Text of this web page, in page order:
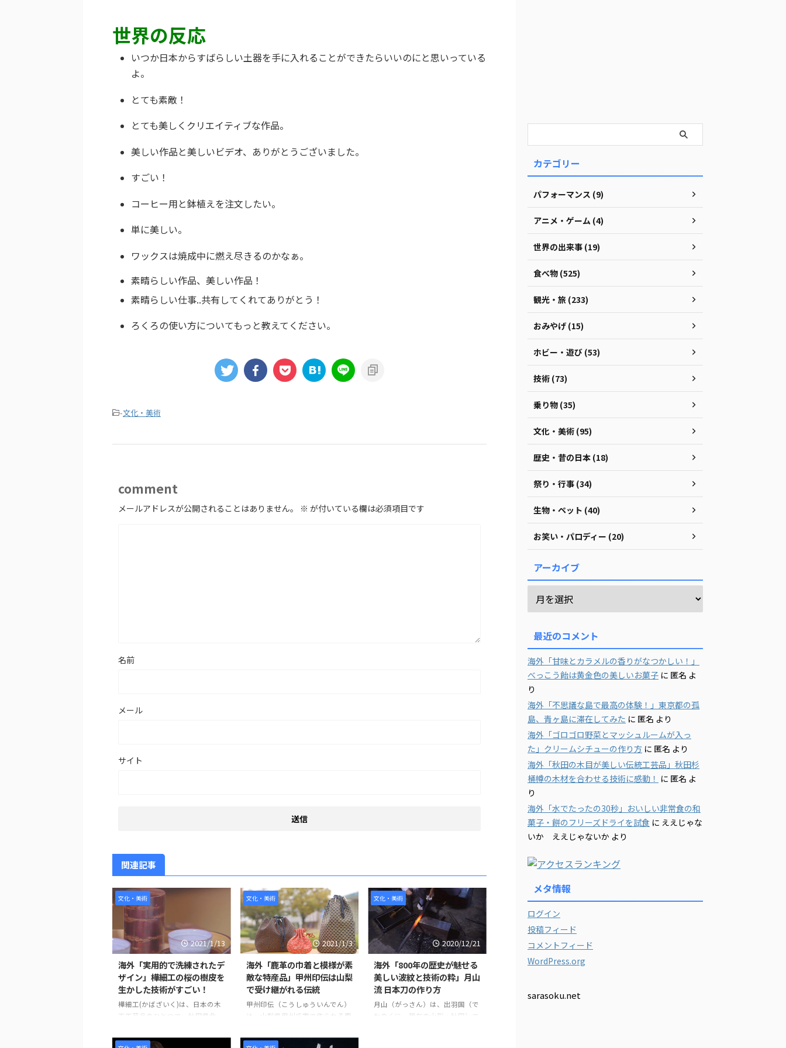
世界の反応
いつか日本からすばらしい土器を手に入れることができたらいいのにと思いっている
よ。
とても素敵！
とても美しくクリエイティブな作品。
美しい作品と美しいビデオ、ありがとうございました。
すごい！
コーヒー用と鉢植えを注文したい。
単に美しい。
ワックスは焼成中に燃え尽きるのかなぁ。
素晴らしい作品、美しい作品！
素晴らしい仕事..共有してくれてありがとう！
ろくろの使い方についてもっと教えてください。
-文化・美術
comment
メールアドレスが公開されることはありません。 ※ が付いている欄は必須項目です
名前
メール
サイト
関連記事
文化・美術
2021/1/13
海外「実用的で洗練されたデ
ザイン」樺細工の桜の樹皮を
生かした技術がすごい！
樺細工(かばざいく)は、日本の木
工工芸品のひとつで、秋田県北
士の副業として始まった。 樺細
文化・美術
2021/1/3
海外「鹿革の巾着と模様が素
敵な特産品」甲州印伝は山梨
で受け継がれる伝統
甲州印伝（こうしゅういんでん）
は、山梨県甲州氏市で作られる鹿
度（インド）より伝来した装飾品
文化・美術
2020/12/21
海外「800年の歴史が魅せる
美しい波紋と技術の粋」月山
流 日本刀の作り方
月山（がっさん）は、出羽国（で
わのくに、現在の山形・秋田）で
カテゴリー
パフォーマンス (9)
アニメ・ゲーム (4)
世界の出来事 (19)
食べ物 (525)
観光・旅 (233)
おみやげ (15)
ホビー・遊び (53)
技術 (73)
乗り物 (35)
文化・美術 (95)
歴史・昔の日本 (18)
祭り・行事 (34)
生物・ペット (40)
お笑い・パロディー (20)
アーカイブ
最近のコメント
海外「甘味とカラメルの香りがなつかしい！」
べっこう飴は黄金色の美しいお菓子 に 匿名 よ
り
海外「不思議な島で最高の体験！」東京都の孤
島、青ヶ島に滞在してみた に 匿名 より
海外「ゴロゴロ野菜とマッシュルームが入っ
た」クリームシチューの作り方 に 匿名 より
海外「秋田の木目が美しい伝統工芸品」秋田杉
桶樽の木材を合わせる技術に感動！ に 匿名 よ
り
海外「水でたったの30秒」おいしい非常食の和
菓子・餅のフリーズドライを試食 に ええじゃな
いか ええじゃないか より
メタ情報
ログイン
投稿フィード
コメントフィード
WordPress.org
sarasoku.net